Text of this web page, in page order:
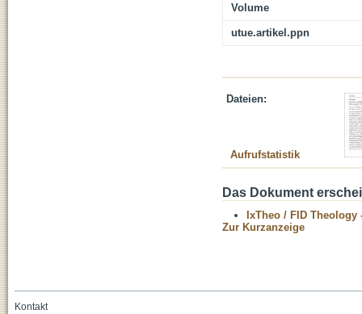
Volume
utue.artikel.ppn
Dateien:
Aufrufstatistik
Das Dokument
IxTheo / FID Theology
Zur Kurzanzeige
Kontakt